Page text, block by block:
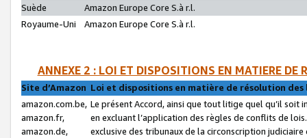
Suède
Amazon Europe Core S.à r.l.
Royaume-Uni
Amazon Europe Core S.à r.l.
ANNEXE 2 : LOI ET DISPOSITIONS EN MATIERE DE
Site d’Amazon Loi et dispositions en matière de résolution
amazon.com.be,
amazon.fr,
amazon.de,
Le présent Accord, ainsi que tout litige quel qu’il soit
en excluant l’application des règles de conflits de
exclusive des tribunaux de la circonscription